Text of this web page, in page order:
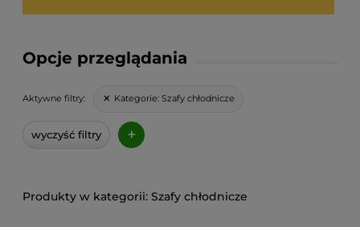
Opcje przeglądania
Aktywne filtry: Kategorie: Szafy chłodnicze
wyczyść filtry +
Szafy chłodnicze